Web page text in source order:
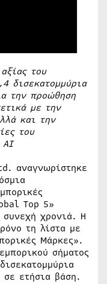
του
δισεκατομμύρια
την προώθηση
με την
και την
του
AI
αναγνωρίστηκε
Top 5»
συνεχή χρονιά. Η
τη λίστα με
Μάρκες».
σήματος
σε ετήσια βάση.